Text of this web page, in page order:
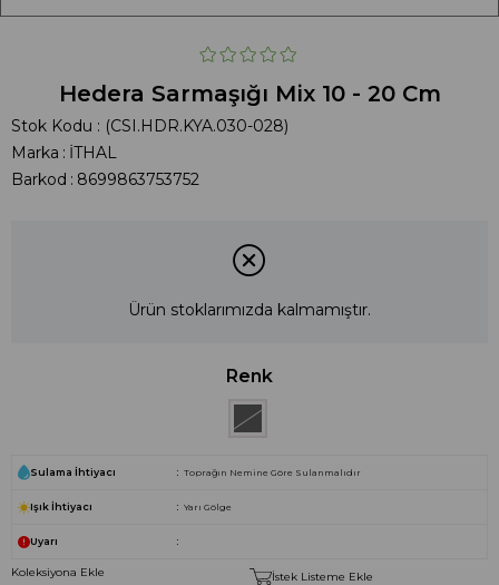
Hedera Sarmaşığı Mix 10 - 20 Cm
Stok Kodu
(CSI.HDR.KYA.030-028)
Marka : İTHAL
Barkod : 8699863753752
Ürün stoklarımızda kalmamıştır.
Renk
Sulama İhtiyacı Toprağın Nemine Göre Sulanmalıdır
Işık İhtiyacı Yarı Gölge
Uyarı
Koleksiyona Ekle
İstek Listeme Ekle